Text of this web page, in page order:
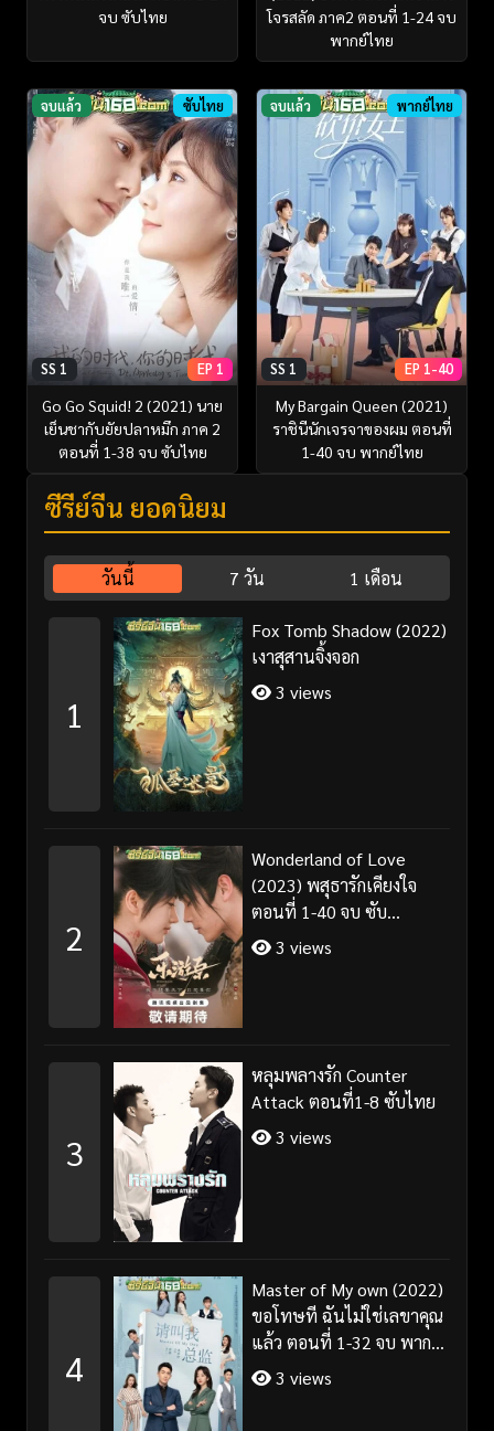
จบ ซับไทย
โจรสลัด ภาค2 ตอนที่ 1-24 จบ
พากย์ไทย
จบแล้ว ซับไทย
SS 1 EP 1
Go Go Squid! 2 (2021) นาย
เย็นชากับยัยปลาหมึก ภาค 2
ตอนที่ 1-38 จบ ซับไทย
จบแล้ว พากย์ไทย
SS 1 EP 1-40
My Bargain Queen (2021)
ราชินีนักเจรจาของผม ตอนที่
1-40 จบ พากย์ไทย
ซีรี่ย์จีน ยอดนิยม
วันนี้ 7 วัน 1 เดือน
1
Fox Tomb Shadow (2022)
เงาสุสานจิ้งจอก
3 views
2
Wonderland of Love
(2023) พสุธารักเคียงใจ
ตอนที่ 1-40 จบ ซับ
ไทย+พากย์ไทย
3 views
3
หลุมพลางรัก Counter
Attack ตอนที่1-8 ซับไทย
3 views
4
Master of My own (2022)
ขอโทษที ฉันไม่ใช่เลขาคุณ
แล้ว ตอนที่ 1-32 จบ พากย์
ไทย/ซับไทย
3 views